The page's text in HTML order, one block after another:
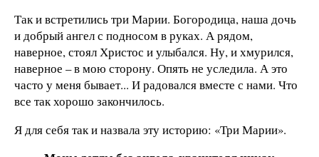
Так и встретились три Марии. Богородица, наша дочь
и добрый ангел с подносом в руках. А рядом,
наверное, стоял Христос и улыбался. Ну, и хмурился,
наверное – в мою сторону. Опять не уследила. А это
часто у меня бывает... И радовался вместе с нами. Что
все так хорошо закончилось.
Я для себя так и назвала эту историю: «Три Марии».